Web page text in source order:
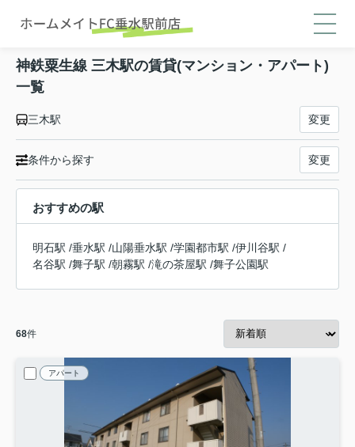
神鉄粟生線 三木駅の賃貸(マンション・アパート)
一覧
三木駅 変更
条件から探す 変更
おすすめの駅
明石駅 /垂水駅 /山陽垂水駅 /学園都市駅 /伊川谷駅 /
名谷駅 /舞子駅 /朝霧駅 /滝の茶屋駅 /舞子公園駅
68件
アパート